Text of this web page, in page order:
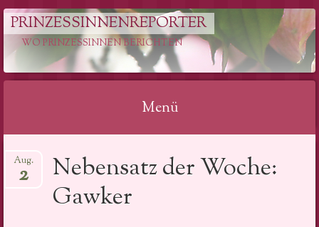
PRINZESSINNENREPORTER
WO PRINZESSINNEN BERICHTEN
Menü
zum
Nebensatz der Woche:
Gawker
Aug.
2